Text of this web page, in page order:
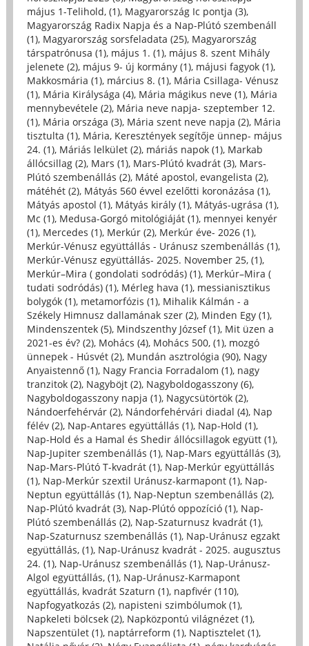
május 1-Telihold, (1), Magyarország Ic pontja (3),
Magyarország Radix Napja és a Nap-Plútó szembenáll
(1), Magyarország sorsfeladata (25), Magyarország
társpatrónusa (1), május 1. (1), május 8. szent Mihály
jelenete (2), május 9- új kormány (1), májusi fagyok (1),
Makkosmária (1), március 8. (1), Mária Csillaga- Vénusz
(1), Mária Királysága (4), Mária mágikus neve (1), Mária
mennybevétele (2), Mária neve napja- szeptember 12.
(1), Mária országa (3), Mária szent neve napja (2), Mária
tisztulta (1), Mária, Keresztények segítője ünnep- május
24. (1), Máriás lelkület (2), máriás napok (1), Markab
állócsillag (2), Mars (1), Mars-Plútó kvadrát (3), Mars-
Plútó szembenállás (2), Máté apostol, evangelista (2),
mátéhét (2), Mátyás 560 évvel ezelőtti koronázása (1),
Mátyás apostol (1), Mátyás király (1), Mátyás-ugrása (1),
Mc (1), Medusa-Gorgó mitológiáját (1), mennyei kenyér
(1), Mercedes (1), Merkúr (2), Merkúr éve- 2026 (1),
Merkúr-Vénusz együttállás - Uránusz szembenállás (1),
Merkúr-Vénusz együttállás- 2025. November 25, (1),
Merkúr–Mira ( gondolati sodródás) (1), Merkúr–Mira (
tudati sodródás) (1), Mérleg hava (1), messianisztikus
bolygók (1), metamorfózis (1), Mihalik Kálmán - a
Székely Himnusz dallamának szer (2), Minden Egy (1),
Mindenszentek (5), Mindszenthy József (1), Mit üzen a
2021-es év? (2), Mohács (4), Mohács 500, (1), mozgó
ünnepek - Húsvét (2), Mundán asztrológia (90), Nagy
Anyaistennő (1), Nagy Francia Forradalom (1), nagy
tranzitok (2), Nagyböjt (2), Nagyboldogasszony (6),
Nagyboldogasszony napja (1), Nagycsütörtök (2),
Nándoerfehérvár (2), Nándorfehérvári diadal (4), Nap
félév (2), Nap-Antares együttállás (1), Nap-Hold (1),
Nap-Hold és a Hamal és Shedir állócsillagok együtt (1),
Nap-Jupiter szembenállás (1), Nap-Mars együttállás (3),
Nap-Mars-Plútó T-kvadrát (1), Nap-Merkúr együttállás
(1), Nap-Merkúr szextil Uránusz-karmapont (1), Nap-
Neptun együttállás (1), Nap-Neptun szembenállás (2),
Nap-Plútó kvadrát (3), Nap-Plútó oppozíció (1), Nap-
Plútó szembenállás (2), Nap-Szaturnusz kvadrát (1),
Nap-Szaturnusz szembenállás (1), Nap-Uránusz egzakt
együttállás, (1), Nap-Uránusz kvadrát - 2025. augusztus
24. (1), Nap-Uránusz szembenállás (1), Nap-Uránusz-
Algol együttállás, (1), Nap-Uránusz-Karmapont
együttállás, kvadrát Szaturn (1), napfivér (110),
Napfogyatkozás (2), napisteni szimbólumok (1),
Napkeleti bölcsek (2), Napközpontú világnézet (1),
Napszentület (1), naptárreform (1), Naptisztelet (1),